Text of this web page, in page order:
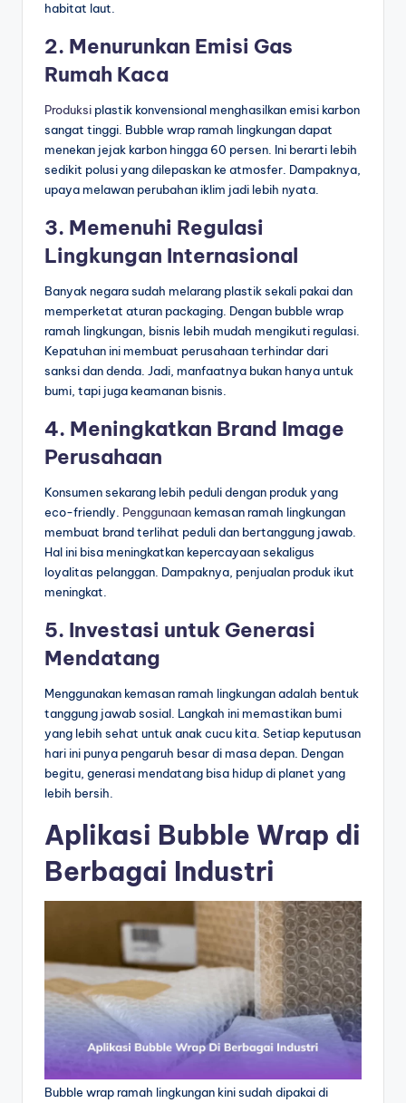
habitat laut.
2. Menurunkan Emisi Gas
Rumah Kaca
Produksi plastik konvensional menghasilkan emisi karbon
sangat tinggi. Bubble wrap ramah lingkungan dapat
menekan jejak karbon hingga 60 persen. Ini berarti lebih
sedikit polusi yang dilepaskan ke atmosfer. Dampaknya,
upaya melawan perubahan iklim jadi lebih nyata.
3. Memenuhi Regulasi
Lingkungan Internasional
Banyak negara sudah melarang plastik sekali pakai dan
memperketat aturan packaging. Dengan bubble wrap
ramah lingkungan, bisnis lebih mudah mengikuti regulasi.
Kepatuhan ini membuat perusahaan terhindar dari
sanksi dan denda. Jadi, manfaatnya bukan hanya untuk
bumi, tapi juga keamanan bisnis.
4. Meningkatkan Brand Image
Perusahaan
Konsumen sekarang lebih peduli dengan produk yang
eco-friendly. Penggunaan kemasan ramah lingkungan
membuat brand terlihat peduli dan bertanggung jawab.
Hal ini bisa meningkatkan kepercayaan sekaligus
loyalitas pelanggan. Dampaknya, penjualan produk ikut
meningkat.
5. Investasi untuk Generasi
Mendatang
Menggunakan kemasan ramah lingkungan adalah bentuk
tanggung jawab sosial. Langkah ini memastikan bumi
yang lebih sehat untuk anak cucu kita. Setiap keputusan
hari ini punya pengaruh besar di masa depan. Dengan
begitu, generasi mendatang bisa hidup di planet yang
lebih bersih.
Aplikasi Bubble Wrap di
Berbagai Industri
Bubble wrap ramah lingkungan kini sudah dipakai di